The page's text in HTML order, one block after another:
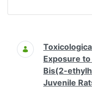
Ricerca
Exposure
Bis(2-
Juvenile